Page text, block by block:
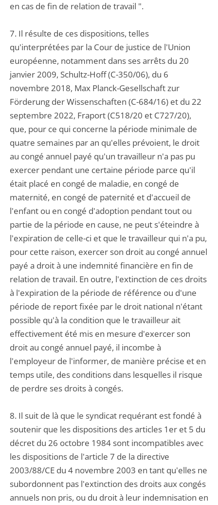
en cas de fin de relation de travail ".
7. Il résulte de ces dispositions, telles
qu'interprétées par la Cour de justice de l'Union
européenne, notamment dans ses arrêts du 20
janvier 2009, Schultz-Hoff (C-350/06), du 6
novembre 2018, Max Planck-Gesellschaft zur
Förderung der Wissenschaften (C-684/16) et du 22
septembre 2022, Fraport (C518/20 et C727/20),
que, pour ce qui concerne la période minimale de
quatre semaines par an qu'elles prévoient, le droit
au congé annuel payé qu'un travailleur n'a pas pu
exercer pendant une certaine période parce qu'il
était placé en congé de maladie, en congé de
maternité, en congé de paternité et d'accueil de
l'enfant ou en congé d'adoption pendant tout ou
partie de la période en cause, ne peut s'éteindre à
l'expiration de celle-ci et que le travailleur qui n'a pu,
pour cette raison, exercer son droit au congé annuel
payé a droit à une indemnité financière en fin de
relation de travail. En outre, l'extinction de ces droits
à l'expiration de la période de référence ou d'une
période de report fixée par le droit national n'étant
possible qu'à la condition que le travailleur ait
effectivement été mis en mesure d'exercer son
droit au congé annuel payé, il incombe à
l'employeur de l'informer, de manière précise et en
temps utile, des conditions dans lesquelles il risque
de perdre ses droits à congés.
8. Il suit de là que le syndicat requérant est fondé à
soutenir que les dispositions des articles 1er et 5 du
décret du 26 octobre 1984 sont incompatibles avec
les dispositions de l'article 7 de la directive
2003/88/CE du 4 novembre 2003 en tant qu'elles ne
subordonnent pas l'extinction des droits aux congés
annuels non pris, ou du droit à leur indemnisation en